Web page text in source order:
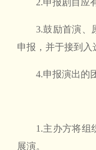
3.鼓励首演、
申报，并于接到
4.申报演出的
1.主办方将组
展演。